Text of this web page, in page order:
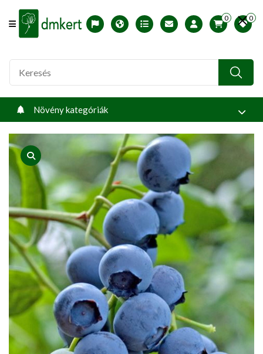
Offcanvas Menu Open
English version
Télállósági zónák
Nyomtatható ABC árjegyzék
Profilom
0 0
Növény kategóriák
product view